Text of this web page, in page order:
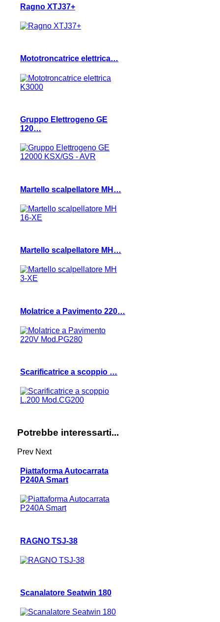
Ragno XTJ37+
Mototroncatrice elettrica…
Gruppo Elettrogeno GE
120…
Martello scalpellatore MH…
Martello scalpellatore MH…
Molatrice a Pavimento 220…
Scarificatrice a scoppio …
Potrebbe interessarti...
Prev Next
Piattaforma Autocarrata
P240A Smart
RAGNO TSJ-38
Scanalatore Seatwin 180